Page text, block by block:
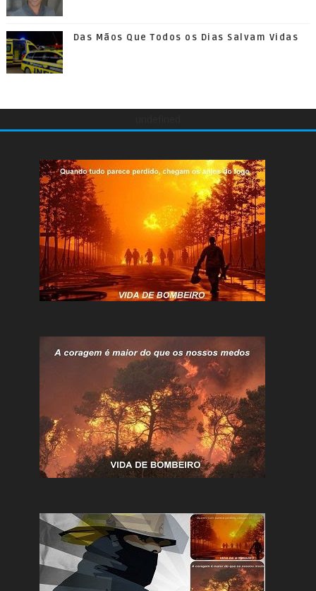
Das Mãos Que Todos os Dias Salvam Vidas